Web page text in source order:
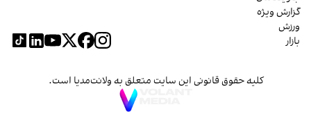
گزارش ویژه
ورزش
بازار
کلیه حقوق قانونی این سایت متعلق به ولانت‌مدیا است.